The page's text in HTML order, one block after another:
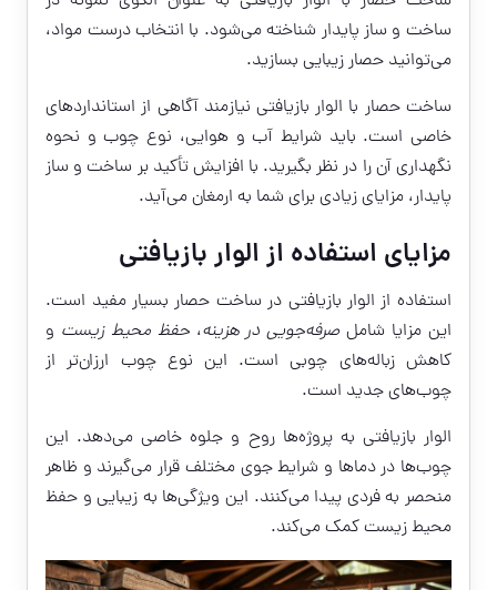
ساخت و ساز پایدار شناخته می‌شود. با انتخاب درست مواد،
می‌توانید حصار زیبایی بسازید.
ساخت حصار با الوار بازیافتی نیازمند آگاهی از استانداردهای
خاصی است. باید شرایط آب و هوایی، نوع چوب و نحوه
نگهداری آن را در نظر بگیرید. با افزایش تأکید بر ساخت و ساز
پایدار، مزایای زیادی برای شما به ارمغان می‌آید.
مزایای استفاده از الوار بازیافتی
استفاده از الوار بازیافتی در ساخت حصار بسیار مفید است.
این مزایا شامل صرفه‌جویی در هزینه،حفظ محیط زیست و
کاهش زباله‌های چوبی است. این نوع چوب ارزان‌تر از
چوب‌های جدید است.
الوار بازیافتی به پروژه‌ها روح و جلوه خاصی می‌دهد. این
چوب‌ها در دماها و شرایط جوی مختلف قرار می‌گیرند و ظاهر
منحصر به فردی پیدا می‌کنند. این ویژگی‌ها به زیبایی و حفظ
محیط زیست کمک می‌کند.